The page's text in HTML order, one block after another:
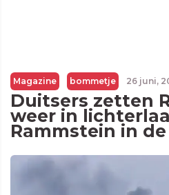
Magazine bommetje 26 juni,
Duitsers zetten
weer in
Rammstein in